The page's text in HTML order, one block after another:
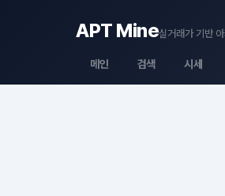
APT Mine실거래가 기반
메인 검색 시세